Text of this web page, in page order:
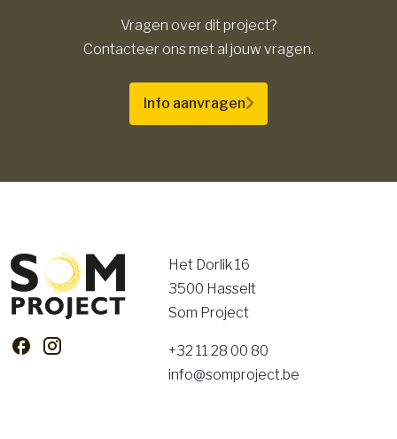
Vragen over dit project?
Contacteer ons met al jouw vragen.
Info aanvragen
Het Dorlik 16
3500 Hasselt
Som Project
+32 11 28 00 80
info@somproject.be